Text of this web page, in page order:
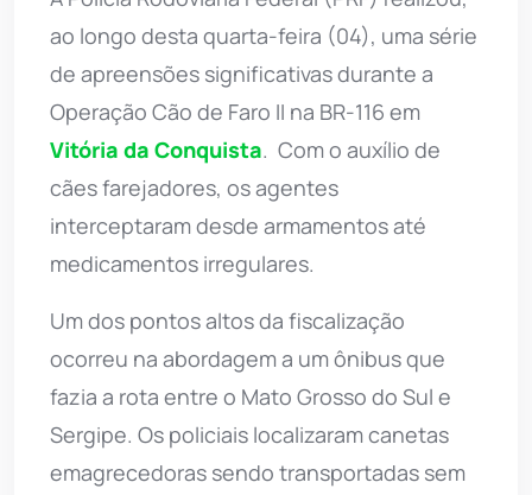
ao longo desta quarta-feira (04), uma série
de apreensões significativas durante a
Operação Cão de Faro II na BR-116 em
Vitória da Conquista. Com o auxílio de
cães farejadores, os agentes
interceptaram desde armamentos até
medicamentos irregulares.
Um dos pontos altos da fiscalização
ocorreu na abordagem a um ônibus que
fazia a rota entre o Mato Grosso do Sul e
Sergipe. Os policiais localizaram canetas
emagrecedoras sendo transportadas sem